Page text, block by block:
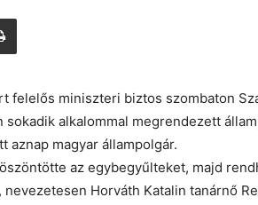
felelős miniszteri biztos szombaton
alkalommal megrendezett
aznap magyar állampolgár.
az egybegyűlteket, majd
Horváth Katalin tanárnő